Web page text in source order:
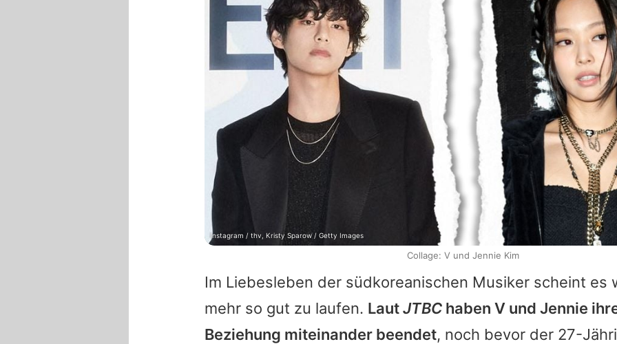
Im Liebesleben der südkoreanischen Musiker scheint es
mehr so gut zu laufen. LautJTBC haben V und Jennie
Beziehung miteinander beendet, noch bevor der 27-
Instagram / thv, Kristy Sparow / Getty Images
Collage: V und Jennie Kim